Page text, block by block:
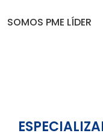
SOMOS PME LÍDER